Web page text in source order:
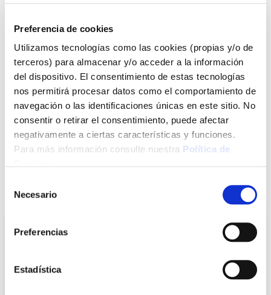
Preferencia de cookies
Utilizamos tecnologías como las cookies (propias y/o de
terceros) para almacenar y/o acceder a la información
del dispositivo. El consentimiento de estas tecnologías
nos permitirá procesar datos como el comportamiento de
navegación o las identificaciones únicas en este sitio. No
consentir o retirar el consentimiento, puede afectar
negativamente a ciertas características y funciones.
Para más información consulte nuestra Política de
Necesario
Preferencias
Estadística
Click&Collect - Recogida gratis
en nuestras tiendas
Envío a domicilio:
5 días hábiles
+ INFO
También te puede interesar